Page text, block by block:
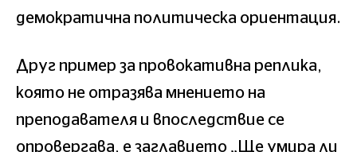
демократична политическа ориентация.
Друг пример за провокативна реплика,
която не отразява мнението на
преподавателя и впоследствие се
опровергава, е заглавието „Ще умира ли